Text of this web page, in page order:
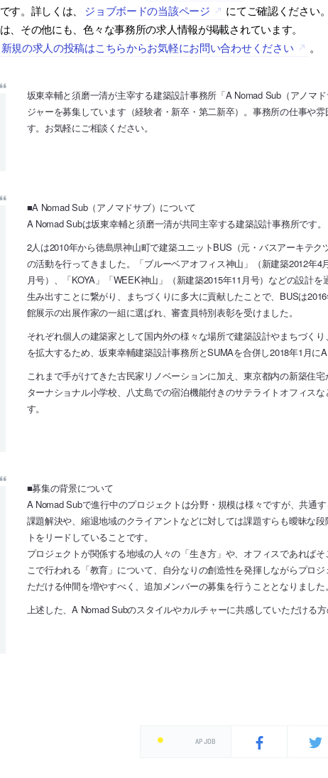
です。詳しくは、
ジョブボードの当該ページ
にてご確認ください
は、その他にも、色々な事務所の求人情報が掲載されています。
新規の求人の投稿はこちらからお気軽にお問い合わせください
。
坂東幸輔と須磨一清が主宰する建築設計事務所「A Nomad Sub（アノマ
ジャーを募集しています（経験者・新卒・第二新卒）。事務所の仕事や
す。お気軽にご相談ください。
■A Nomad Sub（アノマドサブ）について
A Nomad Subは坂東幸輔と須磨一清が共同主宰する建築設計事務所です。
2人は2010年から徳島県神山町で建築ユニットBUS（元・バスアーキテ
の活動を行ってきました。「ブルーベアオフィス神山」（新建築2012年
月号）、「KOYA」「WEEK神山」（新建築2015年11月号）などの設計
生み出すことに繋がり、まちづくりに多大に貢献したことで、BUSは
館展示の出展作家の一組に選ばれ、審査員特別表彰を受けました。
それぞれ個人の建築家として国内外の様々な場所で建築設計やまちづく
を拡大するため、坂東幸輔建築設計事務所とSUMAを合併し2018年1月に
これまで手がけてきた古民家リノベーションに加え、東京都内の新築住
ターナショナル小学校、八丈島での宿泊機能付きのサテライトオフィス
す。
■募集の背景について
A Nomad Subで進行中のプロジェクトは分野・規模は様々ですが、共通
課題解決や、縮退地域のクライアントなどに対しては課題すらも曖昧な
トをリードしていることです。
プロジェクトが関係する地域の人々の「生き方」や、オフィスであれば
こで行われる「教育」について、自分なりの創造性を発揮しながらプロ
ただける仲間を増やすべく、追加メンバーの募集を行うこととなりました
上述した、A Nomad Subのスタイルやカルチャーに共感していただける
AP JOB